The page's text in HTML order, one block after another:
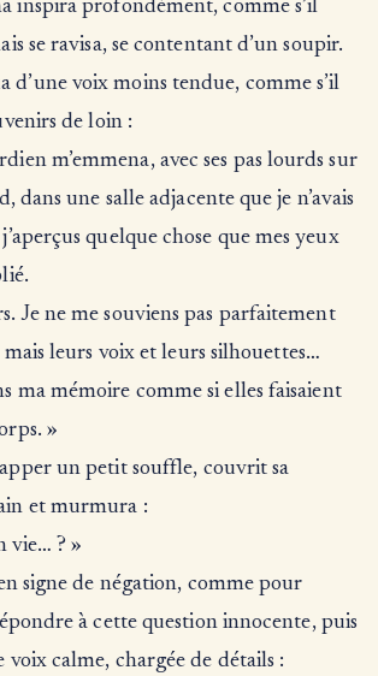
inspira profondément, comme s’il
se ravisa, se contentant d’un soupir.
d’une voix moins tendue, comme s’il
de loin :
m’emmena, avec ses pas lourds sur
dans une salle adjacente que je n’avais
quelque chose que mes yeux
Je ne me souviens pas parfaitement
mais leurs voix et leurs silhouettes…
ma mémoire comme si elles faisaient
»
un petit souffle, couvrit sa
et murmura :
vie… ? »
signe de négation, comme pour
à cette question innocente, puis
voix calme, chargée de détails :